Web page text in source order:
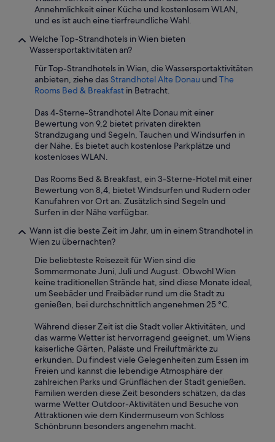
Annehmlichkeit einer Küche und kostenlosem WLAN,
und es ist auch eine tierfreundliche Wahl.
Welche Top-Strandhotels in Wien bieten
Wassersportaktivitäten an?
Für Top-Strandhotels in Wien, die Wassersportaktivitäten
anbieten, ziehe dasStrandhotel Alte Donau und The
Rooms Bed & Breakfast in Betracht.
Das 4-Sterne-Strandhotel Alte Donau mit einer
Bewertung von 9,2 bietet privaten direkten
Strandzugang und Segeln, Tauchen und Windsurfen in
der Nähe. Es bietet auch kostenlose Parkplätze und
kostenloses WLAN.
Das Rooms Bed & Breakfast, ein 3-Sterne-Hotel mit einer
Bewertung von 8,4, bietet Windsurfen und Rudern oder
Kanufahren vor Ort an. Zusätzlich sind Segeln und
Surfen in der Nähe verfügbar.
Wann ist die beste Zeit im Jahr, um in einem Strandhotel in
Wien zu übernachten?
Die beliebteste Reisezeit für Wien sind die
Sommermonate Juni, Juli und August. Obwohl Wien
keine traditionellen Strände hat, sind diese Monate ideal,
um Seebäder und Freibäder rund um die Stadt zu
genießen, bei durchschnittlich angenehmen 25 °C.
Während dieser Zeit ist die Stadt voller Aktivitäten, und
das warme Wetter ist hervorragend geeignet, um Wiens
kaiserliche Gärten, Paläste und Freiluftmärkte zu
erkunden. Du findest viele Gelegenheiten zum Essen im
Freien und kannst die lebendige Atmosphäre der
zahlreichen Parks und Grünflächen der Stadt genießen.
Familien werden diese Zeit besonders schätzen, da das
warme Wetter Outdoor-Aktivitäten und Besuche von
Attraktionen wie dem Kindermuseum von Schloss
Schönbrunn besonders angenehm macht.